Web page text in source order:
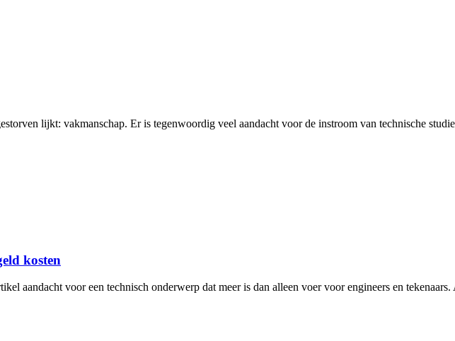
lijkt: vakmanschap. Er is tegenwoordig veel aandacht voor de instroom van technische
kosten
aandacht voor een technisch onderwerp dat meer is dan alleen voer voor engineers en